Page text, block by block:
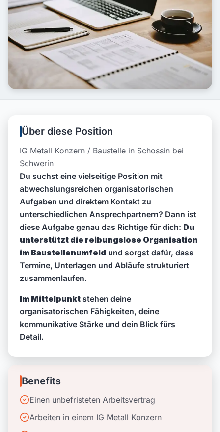
Über diese Position
IG Metall Konzern / Baustelle in Schossin bei
Schwerin
Du suchst eine vielseitige Position mit
abwechslungsreichen organisatorischen
Aufgaben und direktem Kontakt zu
unterschiedlichen Ansprechpartnern? Dann ist
diese Aufgabe genau das Richtige für dich: Du
unterstützt die reibungslose Organisation
im Baustellenumfeld und sorgst dafür, dass
Termine, Unterlagen und Abläufe strukturiert
zusammenlaufen.
Im Mittelpunkt stehen deine
organisatorischen Fähigkeiten, deine
kommunikative Stärke und dein Blick fürs
Detail.
Benefits
Einen unbefristeten Arbeitsvertrag
Arbeiten in einem IG Metall Konzern